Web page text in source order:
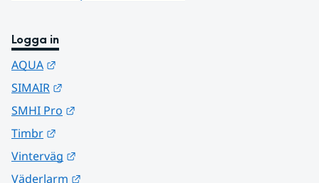
Logga in
AQUA
SIMAIR
SMHI Pro
Timbr
Vinterväg
Väderlarm